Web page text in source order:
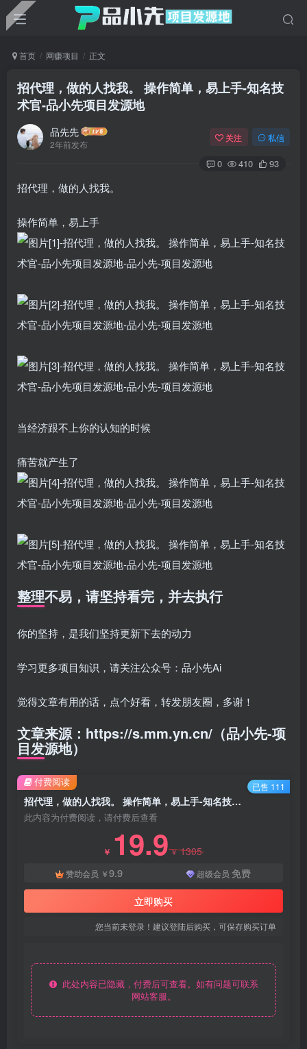
首页 网赚项目 正文
招代理，做的人找我。 ​操作简单，易上手-知名技
术官-品小先项目发源地
品先先
2年前发布
关注 私信
0 410 93
招代理，做的人找我。
操作简单，易上手
当经济跟不上你的认知的时候
痛苦就产生了
整理不易，请坚持看完，并去执行
你的坚持，是我们坚持更新下去的动力
学习更多项目知识，请关注公众号：品小先Ai
觉得文章有用的话，点个好看，转发朋友圈，多谢！
文章来源：https://s.mm.yn.cn/（品小先-项
目发源地）
招代理，做的人找我。 ​操作简单，易上手-知名技术官
此内容为付费阅读，请付费后查看
￥ 19.9￥1305
赞助会员 ￥9.9 超级会员 免费
立即购买
您当前未登录！建议登陆后购买，可保存购买订单
此处内容已隐藏，付费后可查看。如有问题可联系
网站客服。
付费阅读 已售 111